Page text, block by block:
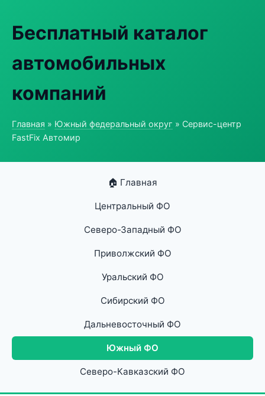
Бесплатный каталог
автомобильных
компаний
Главная » Южный федеральный округ » Сервис-центр
FastFix Автомир
🏠 Главная
Центральный ФО
Северо-Западный ФО
Приволжский ФО
Уральский ФО
Сибирский ФО
Дальневосточный ФО
Южный ФО
Северо-Кавказский ФО